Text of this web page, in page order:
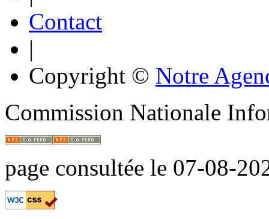
Contact
|
Copyright © Notre
Commission Nationale
page consultée le 07-08-